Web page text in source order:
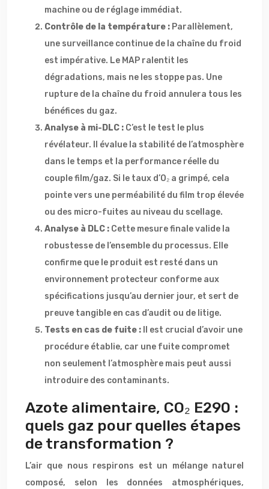
machine ou de réglage immédiat.
Contrôle de la température : Parallèlement,
une surveillance continue de la chaîne du froid
est impérative. Le MAP ralentit les
dégradations, mais ne les stoppe pas. Une
rupture de la chaîne du froid annulera tous les
bénéfices du gaz.
Analyse à mi-DLC : C’est le test le plus
révélateur. Il évalue la stabilité de l’atmosphère
dans le temps et la performance réelle du
couple film/gaz. Si le taux d’O₂ a grimpé, cela
pointe vers une perméabilité du film trop élevée
ou des micro-fuites au niveau du scellage.
Analyse à DLC : Cette mesure finale valide la
robustesse de l’ensemble du processus. Elle
confirme que le produit est resté dans un
environnement protecteur conforme aux
spécifications jusqu’au dernier jour, et sert de
preuve tangible en cas d’audit ou de litige.
Tests en cas de fuite : Il est crucial d’avoir une
procédure établie, car une fuite compromet
non seulement l’atmosphère mais peut aussi
introduire des contaminants.
Azote alimentaire, CO₂ E290 :
quels gaz pour quelles étapes
de transformation ?
L’air que nous respirons est un mélange naturel
composé, selon les données atmosphériques,